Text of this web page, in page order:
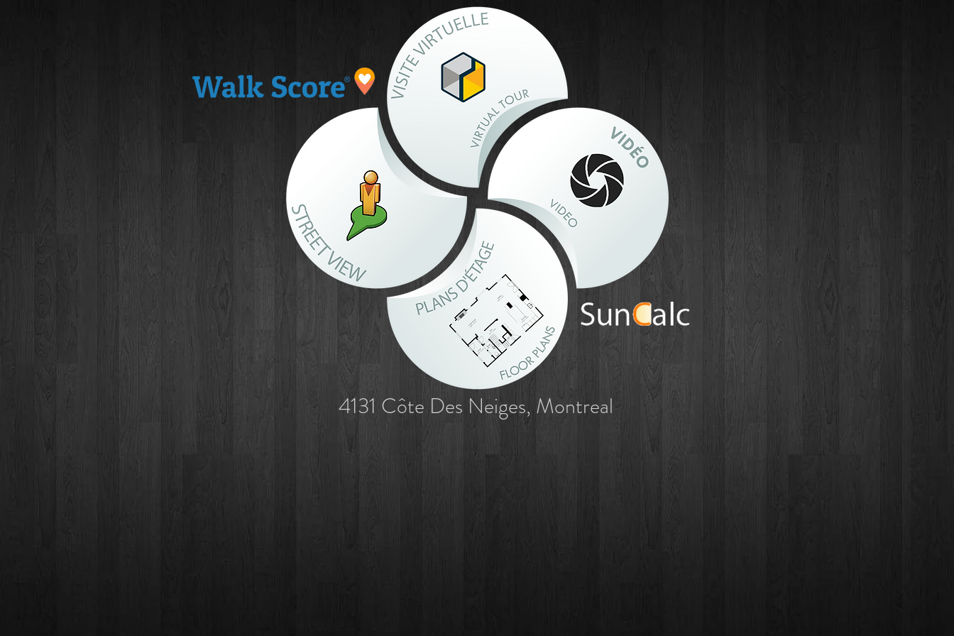
4131 Côte Des Neiges, Montreal